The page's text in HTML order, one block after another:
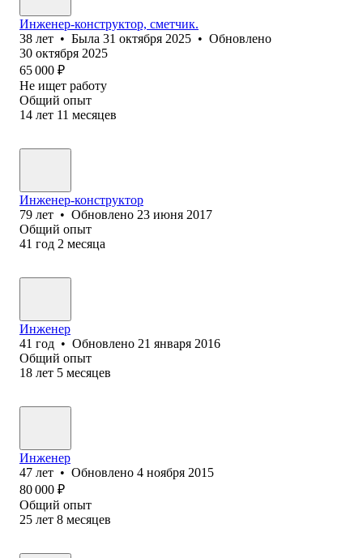
Инженер-конструктор, сметчик.
38 лет • Была 31 октября 2025 • Обновлено
30 октября 2025
65 000 ₽
Не ищет работу
Общий опыт
14 лет 11 месяцев
Инженер-конструктор
79 лет • Обновлено 23 июня 2017
Общий опыт
41 год 2 месяца
Инженер
41 год • Обновлено 21 января 2016
Общий опыт
18 лет 5 месяцев
Инженер
47 лет • Обновлено 4 ноября 2015
80 000 ₽
Общий опыт
25 лет 8 месяцев